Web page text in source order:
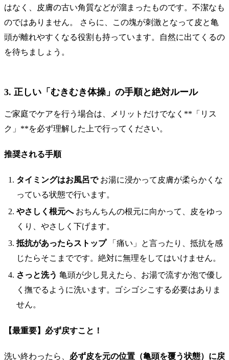
はなく、皮膚の古い角質などが溜まったものです。不潔なも
のではありません。 さらに、この塊が刺激となって皮と亀
頭が離れやすくなる役割も持っています。自然に出てくるの
を待ちましょう。
3. 正しい「むきむき体操」の手順と絶対ルール
ご家庭でケアを行う場合は、メリットだけでなく**「リス
ク」**を必ず理解した上で行ってください。
推奨される手順
タイミングはお風呂でお湯に浸かって皮膚が柔らかくな
っている状態で行います。
やさしく根元へおちんちんの根元に向かって、皮をゆっ
くり、やさしく下げます。
抵抗があったらストップ「痛い」と言ったり、抵抗を感
じたらそこまでです。絶対に無理をしてはいけません。
さっと洗う 亀頭が少し見えたら、お湯で流すか泡で優し
く撫でるように洗います。ゴシゴシこする必要はありま
せん。
【最重要】必ず戻すこと！
洗い終わったら、 必ず皮を元の位置（亀頭を覆う状態）に戻